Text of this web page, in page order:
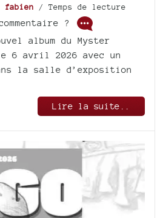
fabien / Temps de lecture
?
album du Myster
6 avril 2026 avec un
la salle d’exposition
Lire la suite..